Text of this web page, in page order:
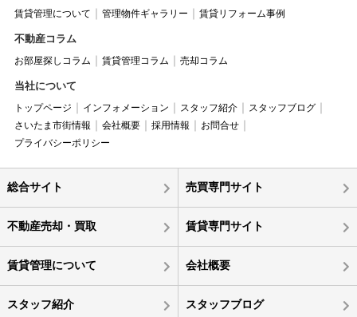
賃貸管理について 管理物件ギャラリー 賃貸リフォーム事例
不動産コラム
お部屋探しコラム 賃貸管理コラム 売却コラム
当社について
トップページ インフォメーション スタッフ紹介
スタッフブログ
さいたま市街情報
会社概要 採用情報
お問合せ
プライバシーポリシー
総合サイト 売買専門サイト
不動産売却・買取 賃貸専門サイト
賃貸管理について 会社概要
スタッフ紹介 スタッフブログ